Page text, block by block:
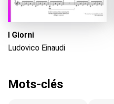
I Giorni
Ludovico Einaudi
Mots-clés